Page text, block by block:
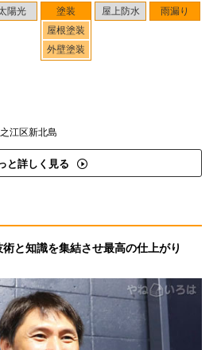
陽光
塗装
屋根塗装
外壁塗装
屋上防水 雨漏り
江区新北島
と詳しく見る
と知識を集結させ最高の仕上がり